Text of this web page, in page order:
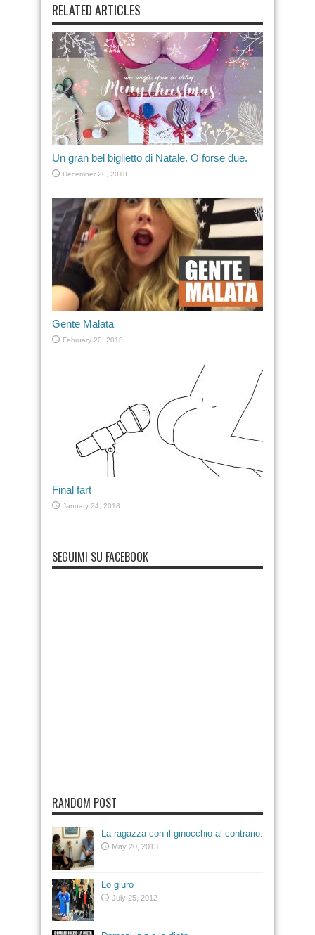
RELATED ARTICLES
Un gran bel biglietto di Natale. O forse due.
December 20, 2018
Gente Malata
February 20, 2018
Final fart
January 24, 2018
SEGUIMI SU FACEBOOK
RANDOM POST
La ragazza con il ginocchio al contrario.
May 20, 2013
Lo giuro
July 25, 2012